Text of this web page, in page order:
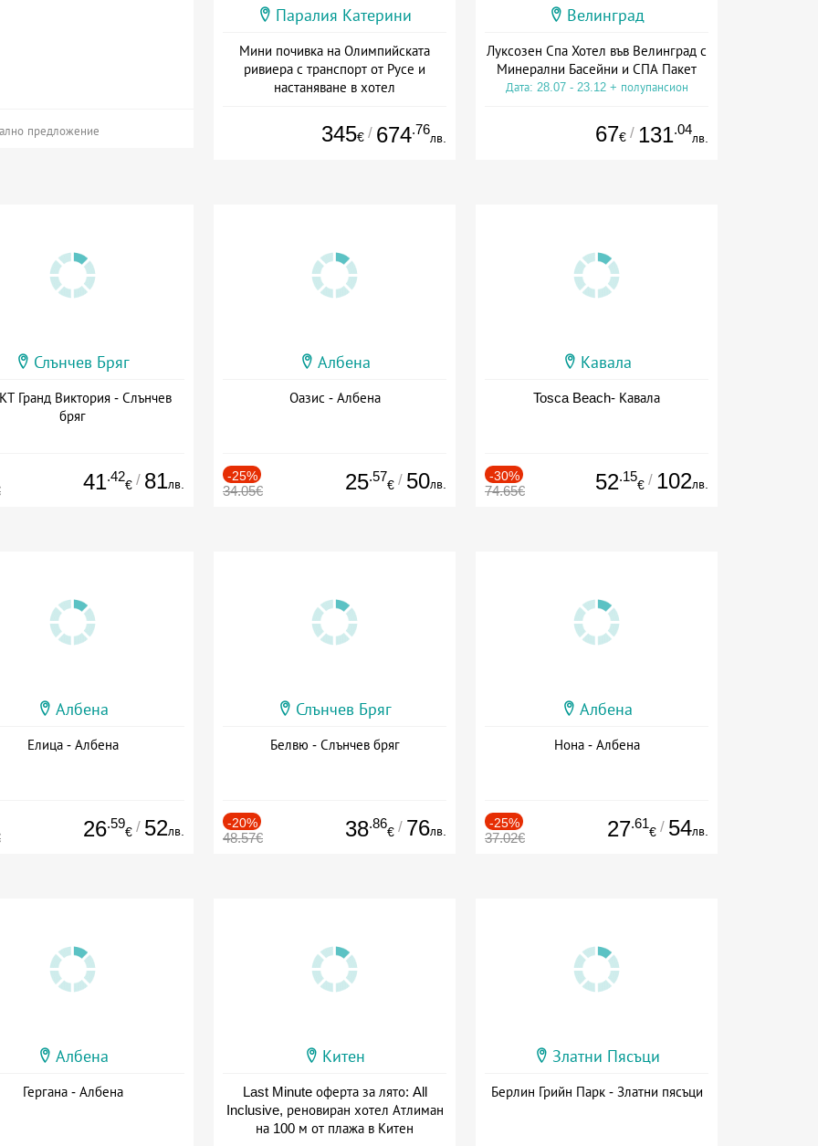
предложение
Паралия Катерини
Мини почивка на Олимпийската
ривиера с транспорт от Русе и
настаняване в хотел
345€ / 674.76
лв.
Велинград
Луксозен Спа Хотел във Велинград с
Минерални Басейни и СПА Пакет
Дата: 28.07 - 23.12 + полупансион
67€ / 131.04
лв.
Слънчев Бряг
Гранд Виктория - Слънчев
бряг
41.42
€ / 81лв.
Албена
Оазис - Албена
-25%
34.05€ 25.57
€ / 50лв.
Кавала
Tosca Beach- Кавала
-30%
74.65€ 52.15
€ / 102лв.
Албена
Елица - Албена
26.59
€ / 52лв.
Слънчев Бряг
Белвю - Слънчев бряг
-20%
48.57€ 38.86
€ / 76лв.
Албена
Нона - Албена
-25%
37.02€ 27.61
€ / 54лв.
Албена
Гергана - Албена
Китен
Last Minute оферта за лято: All
Inclusive, реновиран хотел Атлиман
на 100 м от плажа в Китен
Златни Пясъци
Берлин Грийн Парк - Златни пясъци